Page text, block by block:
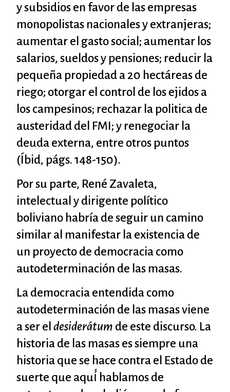
y subsidios en favor de las empresas
monopolistas nacionales y extranjeras;
aumentar el gasto social; aumentar los
salarios, sueldos y pensiones; reducir la
pequeña propiedad a 20 hectáreas de
riego; otorgar el control de los ejidos a
los campesinos; rechazar la politica de
austeridad del FMI; y renegociar la
deuda externa, entre otros puntos
(Íbid, págs. 148-150).
Por su parte, René Zavaleta,
intelectual y dirigente político
boliviano habría de seguir un camino
similar al manifestar la existencia de
un proyecto de democracia como
autodeterminación de las masas.
La democracia entendida como
autodeterminación de las masas viene
a ser el desiderátum de este discurso. La
historia de las masas es siempre una
historia que se hace contra el Estado de
suerte que aquí́ hablamos de